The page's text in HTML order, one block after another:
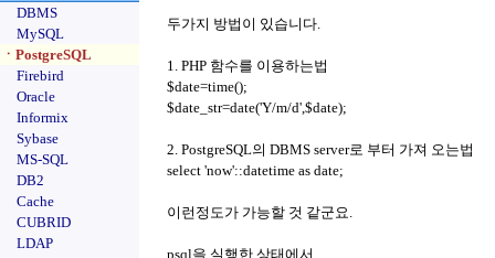
DBMS
MySQL
ㆍPostgreSQL
Firebird
Oracle
Informix
Sybase
MS-SQL
DB2
Cache
CUBRID
LDAP
두가지 방법이 있습니다.
1. PHP 함수를 이용하는법
$date=time();
$date_str=date('Y/m/d',$date);
2. PostgreSQL의 DBMS server로 부터 가져 오는법
select 'now'::datetime as date;
이런정도가 가능할 것 같군요.
psql을 실행한 상태에서